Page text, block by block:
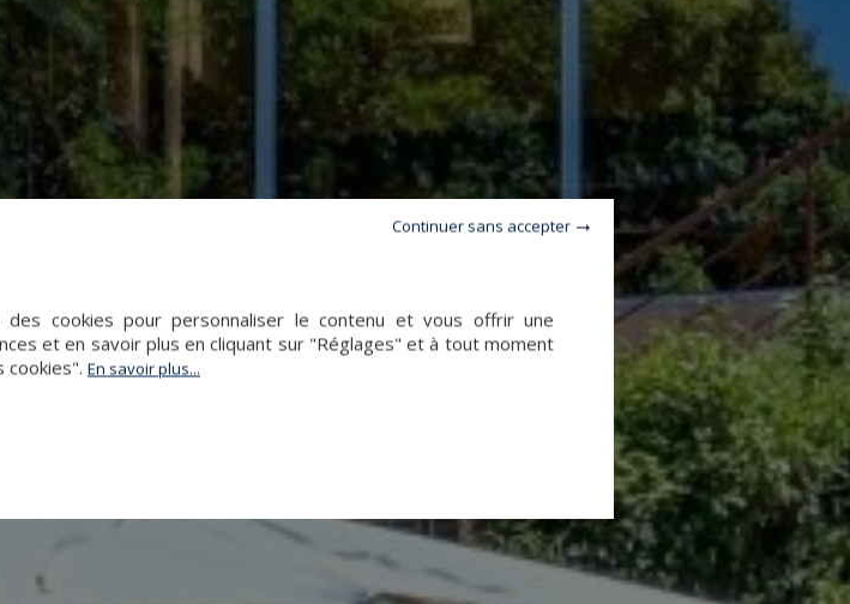
des cookies pour personnaliser le contenu et vous offrir une
et en savoir plus en cliquant sur "Réglages" et à tout moment
cookies". En savoir plus...
Continuer sans accepter